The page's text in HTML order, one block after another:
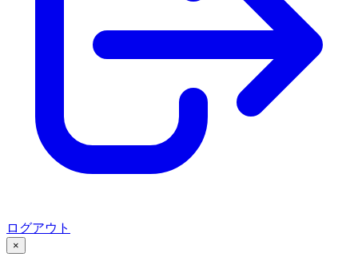
ログアウト
×